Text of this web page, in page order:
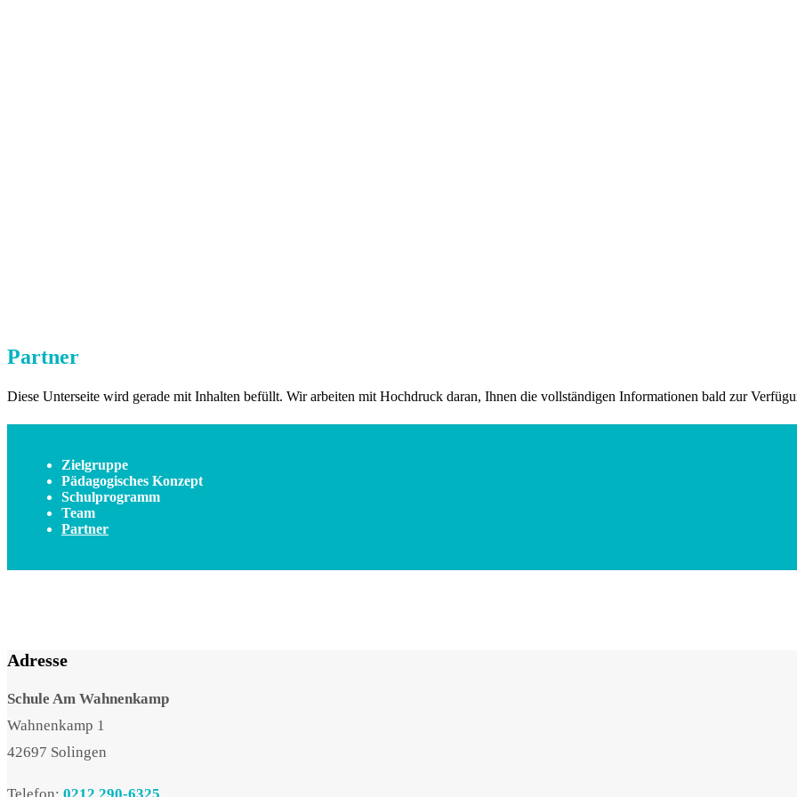
Partner
Diese Unterseite wird gerade mit Inhalten befüllt. Wir arbeiten mit Hochdruck daran, Ihnen die vollständigen Informationen bald zur
Zielgruppe
Pädagogisches Konzept
Schulprogramm
Team
Partner
Adresse
Schule Am Wahnenkamp
Wahnenkamp 1
42697 Solingen